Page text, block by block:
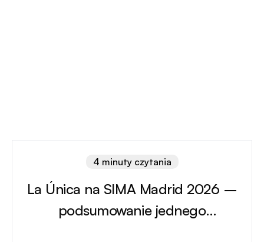
4 minuty czytania
La Única na SIMA Madrid 2026 –
podsumowanie jednego